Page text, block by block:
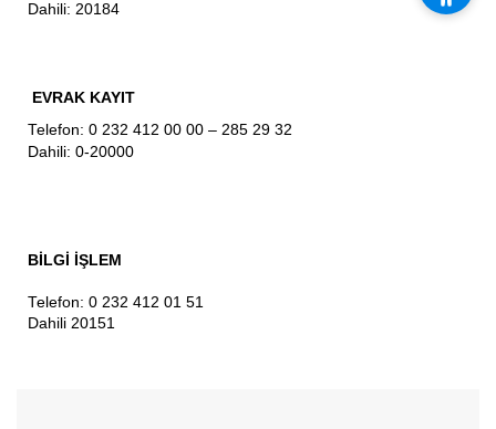
Dahili: 20184
EVRAK KAYIT
Telefon: 0 232 412 00 00 – 285 29 32
Dahili: 0-20000
BİLGİ İŞLEM
Telefon: 0 232 412 01 51
Dahili 20151